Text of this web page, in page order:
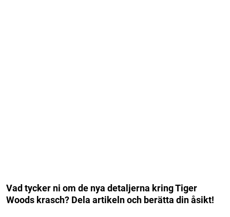
Vad tycker ni om de nya detaljerna kring Tiger
Woods krasch? Dela artikeln och berätta din åsikt!